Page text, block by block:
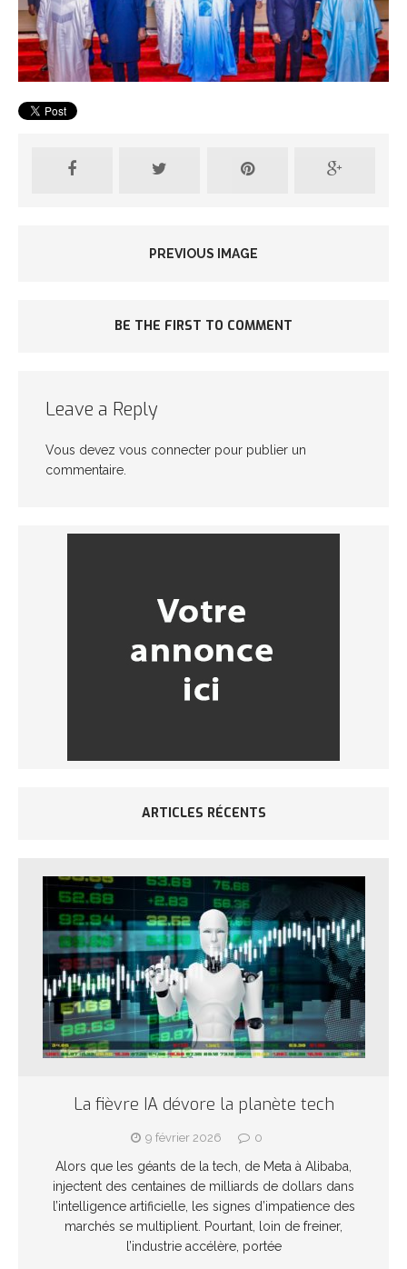
PREVIOUS IMAGE
BE THE FIRST TO COMMENT
Leave a Reply
Vous devez vous connecter pour publier un
commentaire.
ARTICLES RÉCENTS
La fièvre IA dévore la planète tech
9 février 2026 0
Alors que les géants de la tech, de Meta à Alibaba,
injectent des centaines de milliards de dollars dans
l’intelligence artificielle, les signes d’impatience des
marchés se multiplient. Pourtant, loin de freiner,
l’industrie accélère, portée